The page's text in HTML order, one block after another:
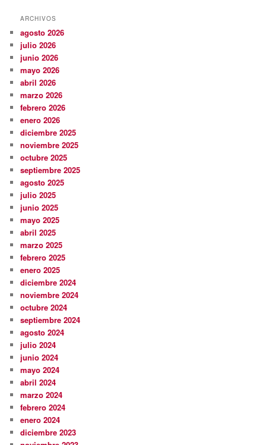
ARCHIVOS
agosto 2026
julio 2026
junio 2026
mayo 2026
abril 2026
marzo 2026
febrero 2026
enero 2026
diciembre 2025
noviembre 2025
octubre 2025
septiembre 2025
agosto 2025
julio 2025
junio 2025
mayo 2025
abril 2025
marzo 2025
febrero 2025
enero 2025
diciembre 2024
noviembre 2024
octubre 2024
septiembre 2024
agosto 2024
julio 2024
junio 2024
mayo 2024
abril 2024
marzo 2024
febrero 2024
enero 2024
diciembre 2023